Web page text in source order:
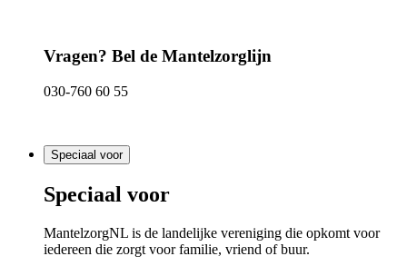
Vragen? Bel de Mantelzorglijn
030-760 60 55
Speciaal voor
Speciaal voor
MantelzorgNL is de landelijke vereniging die opkomt voor
iedereen die zorgt voor familie, vriend of buur.